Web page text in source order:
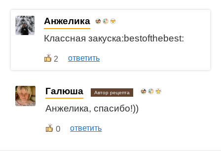
Анжелика
Классная закуска:bestofthebest:
2 ответить
Галюша Автор рецепта
Анжелика, спасибо!))
0 ответить